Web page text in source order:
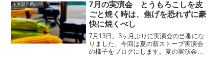
デアなどをたくさん聞け...
モキ製作所の話
7月の実演会 とうもろこしを皮
ごと焼く時は、焦げを恐れずに豪
快に焼くべし
7月13日。3ヶ月ぶりに実演会の当番にな
りました。今回は夏の薪ストーブ実演会
の様子をブログにします。夏の実演会は